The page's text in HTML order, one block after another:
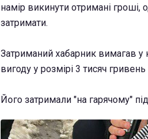
намір викинути отримані гроші,
затримати.
Затриманий хабарник вимагав у
вигоду у розмірі 3 тисяч
Його затримали "на гарячому"